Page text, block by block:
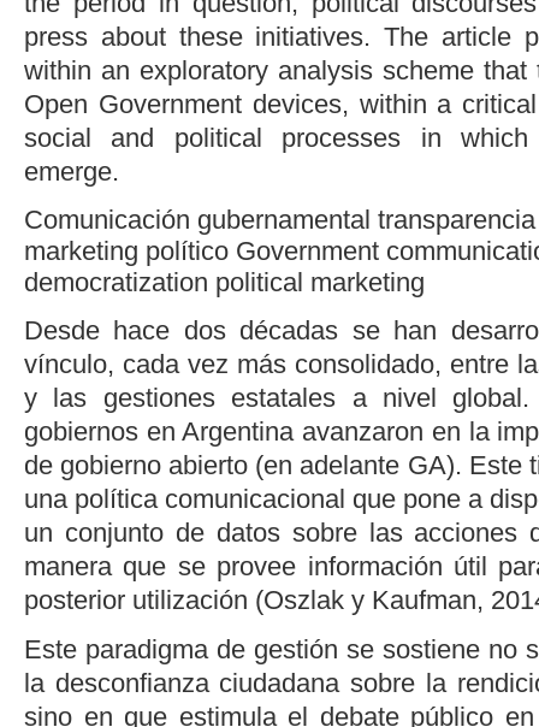
press about these initiatives. The article
within an exploratory analysis scheme
Open Government devices, within a
social and political processes in
emerge.
Comunicación gubernamental transparencia
marketing político Government
democratization political marketing
Desde hace dos décadas se han
vínculo, cada vez más consolidado, entre
y las gestiones estatales a nivel
gobiernos en Argentina avanzaron en la
de gobierno abierto (en adelante GA). Este
una política comunicacional que pone a
un conjunto de datos sobre las acciones
manera que se provee información útil
posterior utilización (Oszlak y Kaufman,
Este paradigma de gestión se sostiene no
la desconfianza ciudadana sobre la
sino en que estimula el debate público